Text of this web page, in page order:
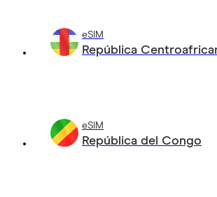
eSIM
República
eSIM
República del Congo